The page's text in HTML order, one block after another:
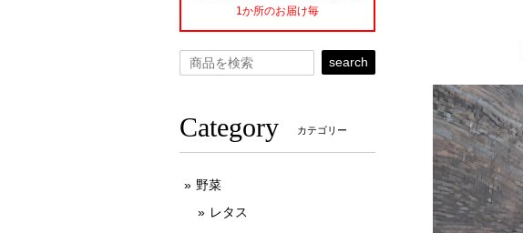
1か所のお届け毎
search
Category カテゴリー
野菜
レタス